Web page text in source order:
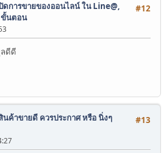
#12
ดการขายของออนไลน์ ใน Line@,
ขั้นตอน
ดีดี
#13
นค้าขายดี ควรประกาศ หรือ นิ่งๆ